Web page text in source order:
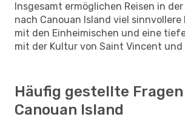
Insgesamt ermöglichen Reisen in der
nach Canouan Island viel
mit den Einheimischen und eine
mit der Kultur von Saint Vincent und
Häufig gestellte
Canouan Island